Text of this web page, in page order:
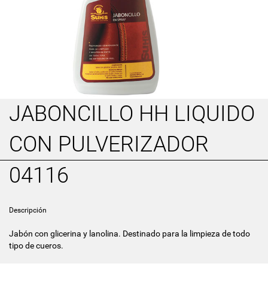
JABONCILLO HH LIQUIDO
CON PULVERIZADOR
04116
Descripción
Jabón con glicerina y lanolina. Destinado para la limpieza de todo
tipo de cueros.